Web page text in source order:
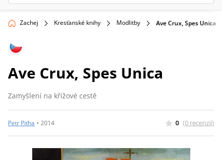
Zachej Kresťanské knihy Modlitby Ave Crux, Spes Unica
Ave Crux, Spes Unica
Zamyšlení na křížové cestě
Petr Piťha • 2014 0 (0 recenzií)